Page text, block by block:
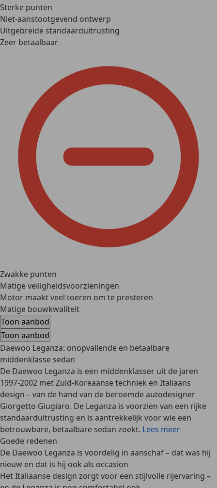
Sterke punten
Niet-aanstootgevend ontwerp
Uitgebreide standaarduitrusting
Zeer betaalbaar
Zwakke punten
Matige veiligheidsvoorzieningen
Motor maakt veel toeren om te presteren
Matige bouwkwaliteit
Toon aanbod
Toon aanbod
Daewoo Leganza: onopvallende en betaalbare
middenklasse sedan
De Daewoo Leganza is een middenklasser uit de jaren
1997-2002 met Zuid-Koreaanse techniek en Italiaans
design – van de hand van de beroemde autodesigner
Giorgetto Giugiaro. De Leganza is voorzien van een rijke
standaarduitrusting en is aantrekkelijk voor wie een
betrouwbare, betaalbare sedan zoekt. Lees meer
Goede redenen
De Daewoo Leganza is voordelig in aanschaf – dat was hij
nieuw en dat is hij ook als occasion
Het Italiaanse design zorgt voor een stijlvolle rijervaring –